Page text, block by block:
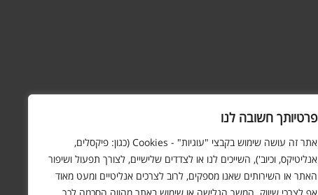
פרטיותך חשובה לנו
אתר זה עושה שימוש בקבצי "עוגיות" - Cookies (כגון: פיקסלים,
אנליטיקס, וכיוב'), השייכים לנו או לצדדים שלישיים, לצורך תפעול ושיפור
האתר או השירותים שאנו מספקים, לרוב לצרכים אנליטיים ומעט מאוד